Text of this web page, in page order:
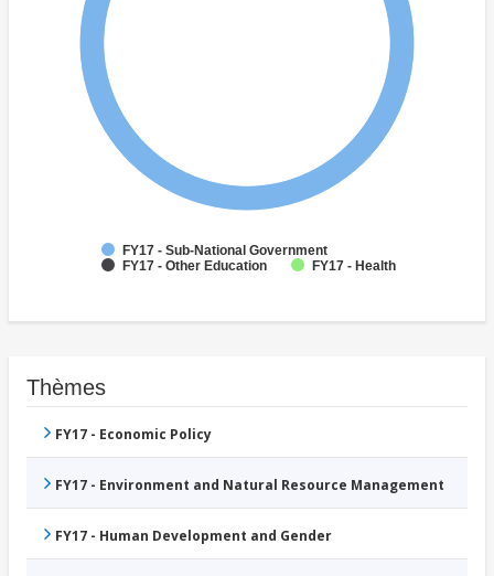
FY17 - Sub-National Government
FY17 - Other Education
FY17 - Health
Thèmes
FY17 - Economic Policy
FY17 - Environment and Natural Resource Management
FY17 - Human Development and Gender